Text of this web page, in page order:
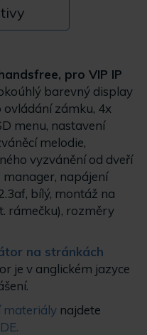
pro VIP IP
barevný display
zámku, 4x
menu, nastavení
melodie,
vyzvánění od dveří
napájení
bílý, montáž na
rámečku), rozměry
na stránkách
je v anglickém jazyce
materiály najdete